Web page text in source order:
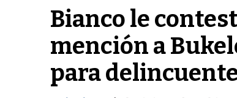
Bianco le
mención a
para